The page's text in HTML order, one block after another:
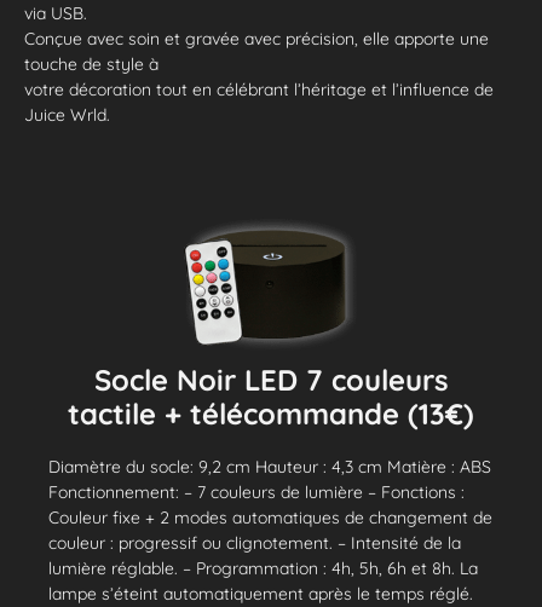
via USB.
Conçue avec soin et gravée avec précision, elle apporte une
touche de style à
votre décoration tout en célébrant l’héritage et l’influence de
Juice Wrld.
Socle Noir LED 7 couleurs
tactile + télécommande (13€)
Diamètre du socle: 9,2 cm Hauteur : 4,3 cm Matière : ABS
Fonctionnement: – 7 couleurs de lumière – Fonctions :
Couleur fixe + 2 modes automatiques de changement de
couleur : progressif ou clignotement. – Intensité de la
lumière réglable. – Programmation : 4h, 5h, 6h et 8h. La
lampe s’éteint automatiquement après le temps réglé.